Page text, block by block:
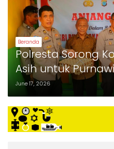
Beranda
Polresta Sorong
Asih untuk
HUT
June 17, 2026